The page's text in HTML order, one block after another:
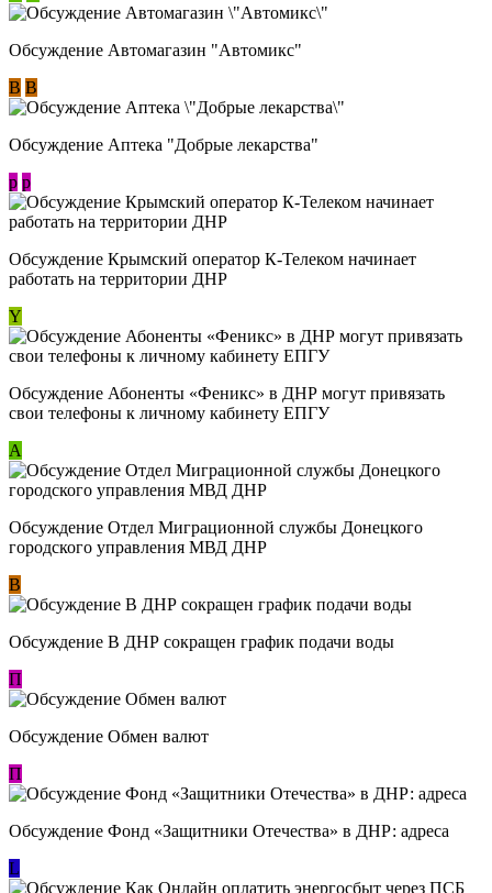
Обсуждение Автомагазин "Автомикс"
В В
Обсуждение Аптека "Добрые лекарства"
p p
Обсуждение Крымский оператор К-Телеком начинает
работать на территории ДНР
Y
Обсуждение ​Абоненты «Феникс» в ДНР могут привязать
свои телефоны к личному кабинету ЕПГУ
А
Обсуждение Отдел Миграционной службы Донецкого
городского управления МВД ДНР
В
Обсуждение В ДНР сокращен график подачи воды
П
Обсуждение Обмен валют
П
Обсуждение Фонд «Защитники Отечества» в ДНР: адреса
L